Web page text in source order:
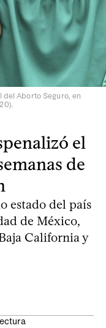
Aborto Seguro, en
el
de
estado del país
de México,
California y